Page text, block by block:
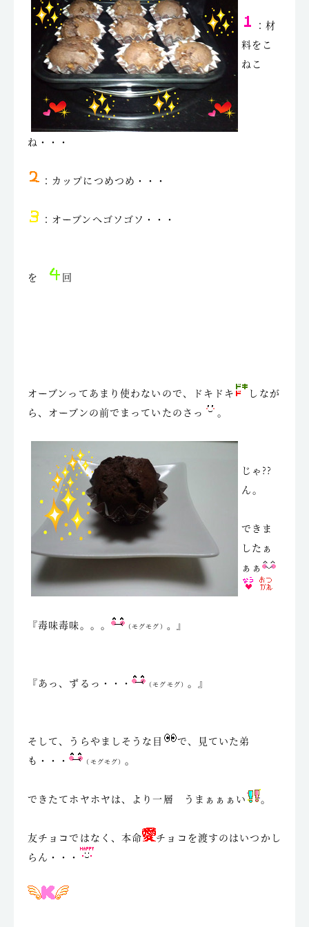
：材
料をこ
ねこ
ね・・・
：カップにつめつめ・・・
：オーブンへゴソゴソ・・・
を 回
オーブンってあまり使わないので、ドキドキ
しなが
ら、オーブンの前でまっていたのさっ
。
じゃ??
ん。
できま
したぁ
ぁぁ
『毒味毒味。。。 （モグモグ） 。』
『あっ、ずるっ・・・ （モグモグ） 。』
そして、うらやましそうな目
で、見ていた弟
も・・・
（モグモグ）。
できたてホヤホヤは、より一層 うまぁぁぁい 。
友チョコではなく、本命
チョコを渡すのはいつかし
らん・・・